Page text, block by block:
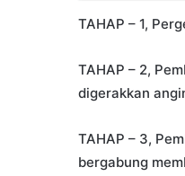
TAHAP – 1,
TAHAP – 2,
digerakkan
TAHAP – 3,
bergabung